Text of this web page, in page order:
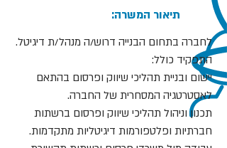
:תיאור המשרה
לחברה בתחום הבנייה דרוש/ה מנהל/ת דיגיטל.
התפקיד כולל:
יישום ובניית תהליכי שיווק ופרסום בהתאם
לאסטרטגיה המסחרית של החברה.
תכנון וניהול תהליכי שיווק ופרסום ברשתות
חברתיות ופלטפורמות דיגיטליות מתקדמות.